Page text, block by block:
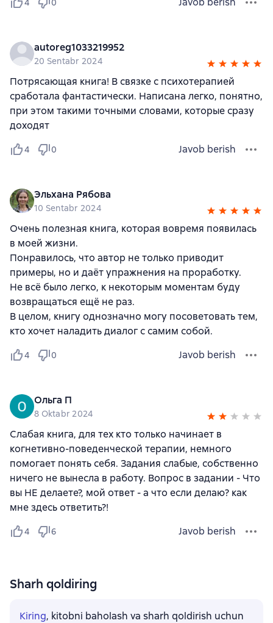
4 0
autoreg1033219952
20 Sentabr 2024
Потрясающая книга! В связке с психотерапией
сработала фантастически. Написана легко, понятно,
при этом такими точными словами, которые сразу
доходят
4 0 Javob berish
Эльхана Рябова
10 Sentabr 2024
Очень полезная книга, которая вовремя появилась
в моей жизни.
Понравилось, что автор не только приводит
примеры, но и даёт упражнения на проработку.
Не всё было легко, к некоторым моментам буду
возвращаться ещё не раз.
В целом, книгу однозначно могу посоветовать тем,
кто хочет наладить диалог с самим собой.
4 0 Javob berish
Ольга П
8 Oktabr 2024
Слабая книга, для тех кто только начинает в
когнетивно-поведенческой терапии, немного
помогает понять себя. Задания слабые, собственно
ничего не вынесла в работу. Вопрос в задании - Что
вы НЕ делаете?, мой ответ - а что если делаю? как
мне здесь ответить?!
4 6 Javob berish
Sharh qoldiring
Kiring, kitobni baholash va sharh qoldirish uchun